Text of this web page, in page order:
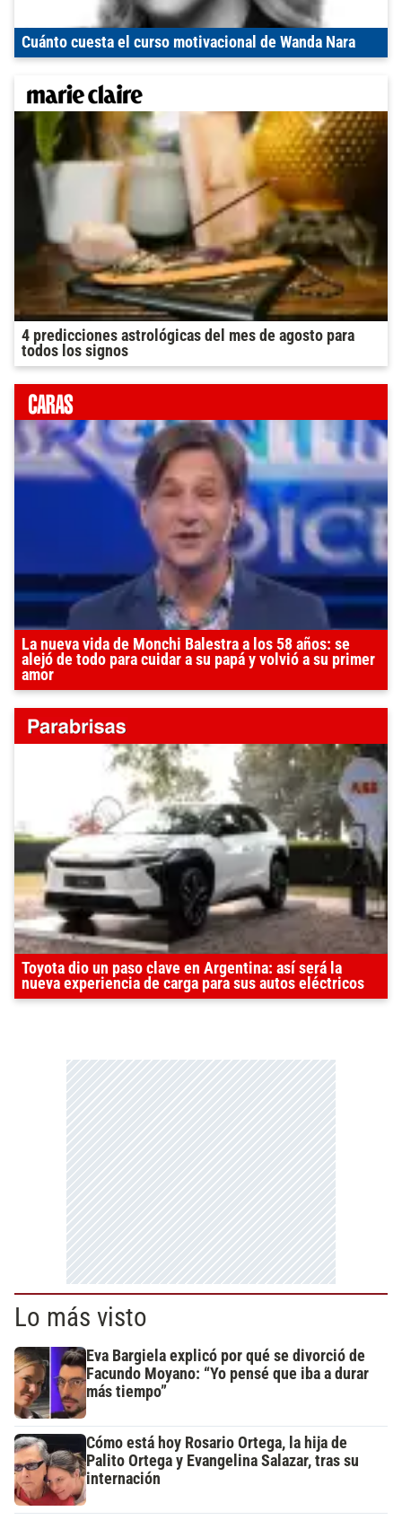
Cuánto cuesta el curso motivacional de Wanda Nara
4 predicciones astrológicas del mes de agosto para
todos los signos
La nueva vida de Monchi Balestra a los 58 años: se
alejó de todo para cuidar a su papá y volvió a su primer
amor
Toyota dio un paso clave en Argentina: así será la
nueva experiencia de carga para sus autos eléctricos
Lo más visto
Eva Bargiela explicó por qué se divorció de
Facundo Moyano: “Yo pensé que iba a durar
más tiempo”
Cómo está hoy Rosario Ortega, la hija de
Palito Ortega y Evangelina Salazar, tras su
internación